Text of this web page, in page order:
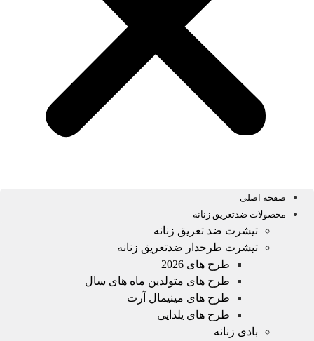
صفحه اصلی
محصولات ضدتعریق زنانه
تیشرت ضد تعریق زنانه
تیشرت طرحدار ضدتعریق زنانه
طرح های 2026
طرح های متولدین ماه های سال
طرح های مینیمال آرت
طرح های یلدایی
بادی زنانه